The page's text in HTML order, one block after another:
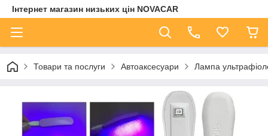
Інтернет магазин низьких цін NOVACAR
Товари та послуги Автоаксесуари Лампа